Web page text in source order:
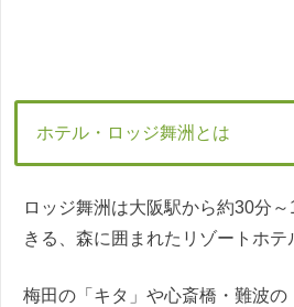
ホテル・ロッジ舞洲とは
ロッジ舞洲は大阪駅から約30分
きる、森に囲まれたリゾートホテ
梅田の「キタ」や心斎橋・難波の